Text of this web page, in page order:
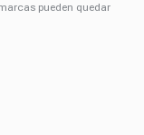
pueden quedar